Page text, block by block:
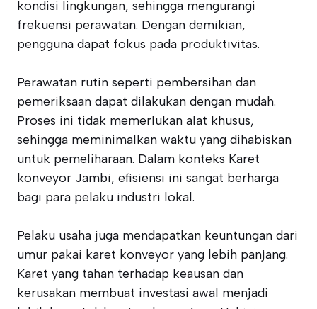
kondisi lingkungan, sehingga mengurangi
frekuensi perawatan. Dengan demikian,
pengguna dapat fokus pada produktivitas.
Perawatan rutin seperti pembersihan dan
pemeriksaan dapat dilakukan dengan mudah.
Proses ini tidak memerlukan alat khusus,
sehingga meminimalkan waktu yang dihabiskan
untuk pemeliharaan. Dalam konteks Karet
konveyor Jambi, efisiensi ini sangat berharga
bagi para pelaku industri lokal.
Pelaku usaha juga mendapatkan keuntungan dari
umur pakai karet konveyor yang lebih panjang.
Karet yang tahan terhadap keausan dan
kerusakan membuat investasi awal menjadi